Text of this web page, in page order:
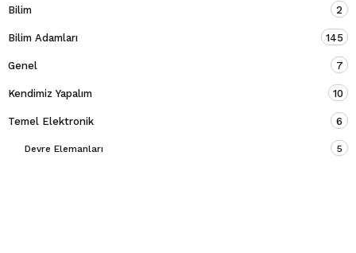
Bilim 2
Bilim Adamları 145
Genel 7
Kendimiz Yapalım 10
Temel Elektronik 6
Devre Elemanları 5